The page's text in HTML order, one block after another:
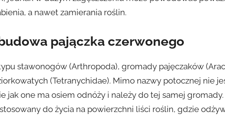
a nawet zamierania roślin.
pajączka czerwonego
stawonogów (Arthropoda), gromady pajęczaków
(Tetranychidae). Mimo nazwy potocznej nie
jak one ma osiem odnóży i należy do tej samej gromady.
do życia na powierzchni liści roślin, gdzie